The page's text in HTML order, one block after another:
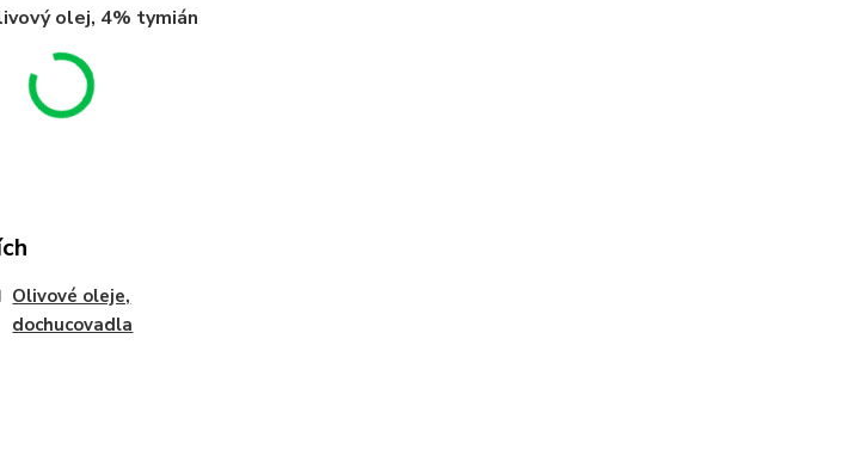
olej, 4% tymián
Olivové oleje,
dochucovadla